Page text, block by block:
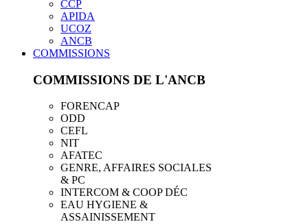
CCP
APIDA
UCOZ
ANCB
COMMISSIONS
COMMISSIONS DE L'ANCB
FORENCAP
ODD
CEFL
NIT
AFATEC
GENRE, AFFAIRES SOCIALES
& PC
INTERCOM & COOP DÉC
EAU HYGIENE &
ASSAINISSEMENT